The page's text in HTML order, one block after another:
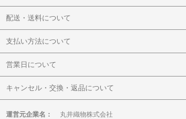
配送・送料について
支払い方法について
営業日について
キャンセル・交換・返品について
運営元企業名：
丸井織物株式会社